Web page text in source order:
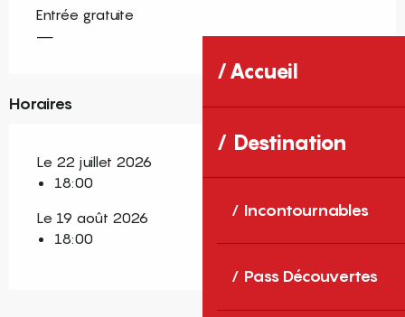
Accueil
Destination
Incontournables
Pass Découvertes
Entrée gratuite
—
Horaires
Le 22 juillet 2026
18:00
Le 19 août 2026
18:00